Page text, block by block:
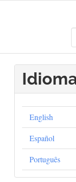
English
Español
Português